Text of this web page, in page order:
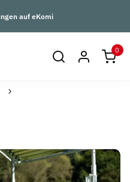
auf eKomi
0